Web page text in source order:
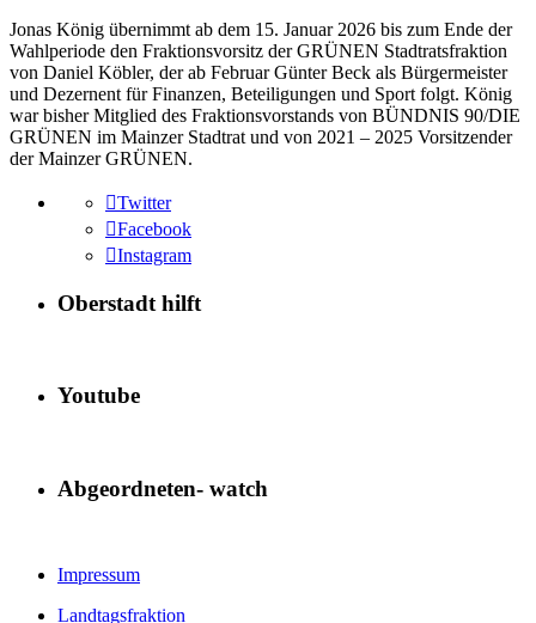
Jonas König übernimmt ab dem 15. Januar 2026 bis zum Ende der
Wahlperiode den Fraktionsvorsitz der GRÜNEN Stadtratsfraktion
von Daniel Köbler, der ab Februar Günter Beck als Bürgermeister
und Dezernent für Finanzen, Beteiligungen und Sport folgt. König
war bisher Mitglied des Fraktionsvorstands von BÜNDNIS 90/DIE
GRÜNEN im Mainzer Stadtrat und von 2021 – 2025 Vorsitzender
der Mainzer GRÜNEN.
Twitter
Facebook
Instagram
Oberstadt hilft
Youtube
Abgeordneten- watch
Impressum
Landtagsfraktion